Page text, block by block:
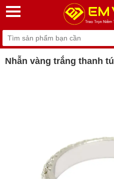
Nhẫn vàng trắng thanh tú